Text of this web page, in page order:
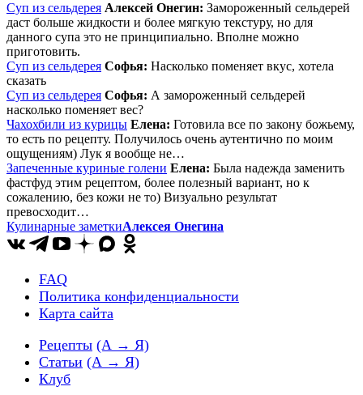
Суп из сельдерея Алексей Онегин: Замороженный сельдерей
даст больше жидкости и более мягкую текстуру, но для
данного супа это не принципиально. Вполне можно
приготовить.
Суп из сельдерея Софья: Насколько поменяет вкус, хотела
сказать
Суп из сельдерея Софья: А замороженный сельдерей
насколько поменяет вес?
Чахохбили из курицы Елена: Готовила все по закону божьему,
то есть по рецепту. Получилось очень аутентично по моим
ощущениям) Лук я вообще не…
Запеченные куриные голени Елена: Была надежда заменить
фастфуд этим рецептом, более полезный вариант, но к
сожалению, без кожи не то) Визуально результат
превосходит…
Кулинарные заметкиАлексея Онегина
FAQ
Политика конфиденциальности
Карта сайта
Рецепты (А → Я)
Статьи (А → Я)
Клуб